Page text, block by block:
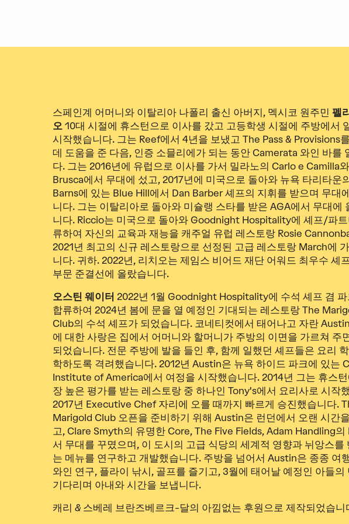
스페인계 어머니와 이탈리아 나폴리 출신 아버지, 멕시코 원주민 펠
오10대 시절에 휴스턴으로 이사를 갔고 고등학생 시절에 주방에서
시작했습니다. 그는 Reef에서 4년을 보냈고 The Pass & Provisions
데 도움을 준 다음, 인증 소믈리에가 되는 동안 Camerata 와인 바를
다. 그는 2016년에 유럽으로 이사를 가서 밀라노의 Carlo e Camilla
Brusca에서 무대에 섰고, 2017년에 미국으로 돌아와 뉴욕 타리타운
Barns에 있는 Blue Hill에서 Dan Barber 셰프의 지휘를 받으며 무대
니다. 그는 이탈리아로 돌아와 미슐랭 스타를 받은 AGA에서 무대에
니다. Riccio는 미국으로 돌아와 Goodnight Hospitality에 셰프/파
류하여 자신의 교육과 재능을 캐주얼 유럽 레스토랑 Rosie
2021년 최고의 신규 레스토랑으로 선정된 고급 레스토랑 March에
니다. 귀하. 2022년, 리치오는 제임스 비어드 재단 어워드 최우수 셰
부문 준결선에 올랐습니다.
오스틴 웨이터 2022년 1월 Goodnight Hospitality에 수석 셰프 겸 파
합류하여 2024년 봄에 문을 열 예정인 기대되는 레스토랑 The
Club의 수석 셰프가 되었습니다. 코네티컷에서 태어나고 자란
에 대한 사랑은 집에서 어머니와 할머니가 주방의 이면을 가르쳐 주
되었습니다. 전문 주방에 발을 들인 후, 함께 일했던 셰프들은 요리
학하도록 격려했습니다. 2012년 Austin은 뉴욕 하이드 파크에 있는
Institute of America에서 여정을 시작했습니다. 2014년 그는 휴스
장 높은 평가를 받는 레스토랑 중 하나인 Tony's에서 요리사로 시작
2017년 Executive Chef 자리에 오를 때까지 빠르게 승진했습니다.
Marigold Club 오픈을 준비하기 위해 Austin은 런던에서 오랜 시간
고, Clare Smyth의 유명한 Core, The Five Fields, Adam Handling의
서 무대를 꾸몄으며, 이 도시의 고급 식당의 세계적 영향과 뉘앙스를
는 메뉴를 연구하고 개발했습니다. 주방을 넘어서 Austin은 종종 여
와인 연구, 플라이 낚시, 골프를 즐기고, 3월에 태어날 예정인 아들의
기다리며 아내와 시간을 보냅니다.
캐리 & 스베레 브란즈베르크-달의 아낌없는 후원으로 제작되었습니